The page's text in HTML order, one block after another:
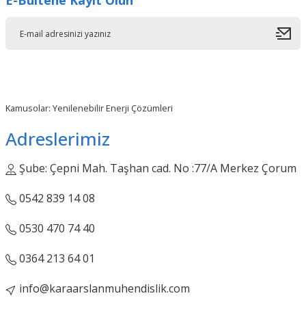
Kamusolar: Yenilenebilir Enerji Çözümleri
Adreslerimiz
Şube: Çepni Mah. Taşhan cad. No :77/A Merkez Çorum
0542 839 14 08
0530 470 74 40
0364 213 64 01
info@karaarslanmuhendislik.com